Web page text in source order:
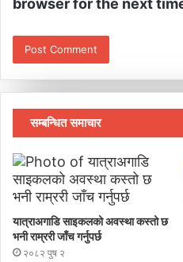
browser for the next
सम्बन्धित समाचार
यात्राअगाडि साइकलको अवस्था कस्तो छ
भनी राम्ररी जाँच गर्नुपर्छ
२०८२ पुष २